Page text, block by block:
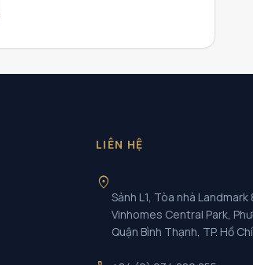
LIÊN HỆ
location_on
Sảnh L1, Tòa nhà Landmark
Vinhomes Central Park,
Quận Bình Thạnh, TP. Hồ